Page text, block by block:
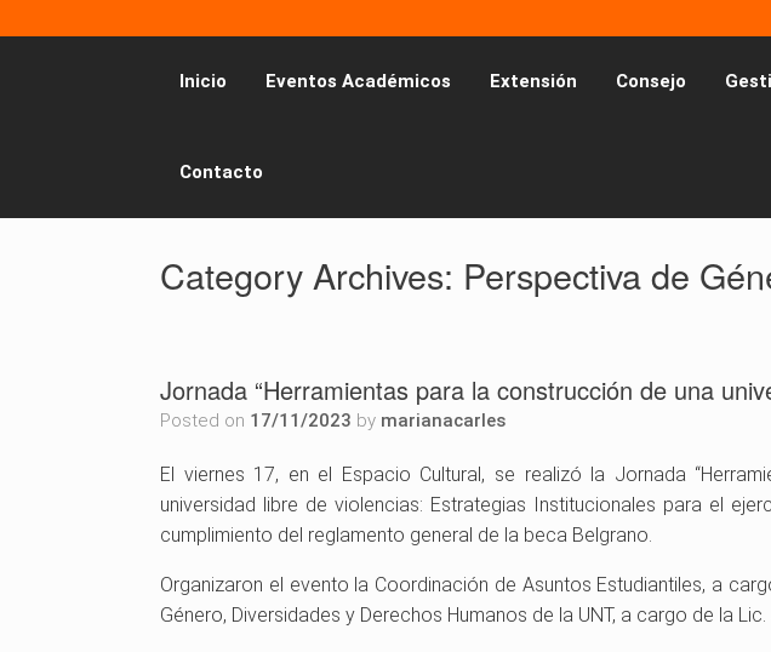
Inicio Eventos Académicos Extensión Consejo
Contacto
Category Archives: Perspectiva de
Jornada “Herramientas para la construcción de una
Posted on 17/11/2023 by marianacarles
El viernes 17, en el Espacio Cultural, se realizó la Jornada
universidad libre de violencias: Estrategias Institucionales para el
cumplimiento del reglamento general de la beca Belgrano.
Organizaron el evento la Coordinación de Asuntos Estudiantiles, a
Género, Diversidades y Derechos Humanos de la UNT, a cargo de la